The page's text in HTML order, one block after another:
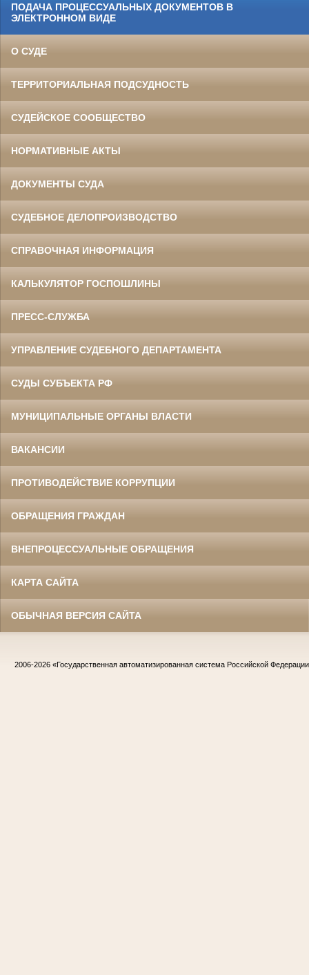
ПОДАЧА ПРОЦЕССУАЛЬНЫХ ДОКУМЕНТОВ В
ЭЛЕКТРОННОМ ВИДЕ
О СУДЕ
ТЕРРИТОРИАЛЬНАЯ ПОДСУДНОСТЬ
СУДЕЙСКОЕ СООБЩЕСТВО
НОРМАТИВНЫЕ АКТЫ
ДОКУМЕНТЫ СУДА
СУДЕБНОЕ ДЕЛОПРОИЗВОДСТВО
СПРАВОЧНАЯ ИНФОРМАЦИЯ
КАЛЬКУЛЯТОР ГОСПОШЛИНЫ
ПРЕСС-СЛУЖБА
УПРАВЛЕНИЕ СУДЕБНОГО ДЕПАРТАМЕНТА
СУДЫ СУБЪЕКТА РФ
МУНИЦИПАЛЬНЫЕ ОРГАНЫ ВЛАСТИ
ВАКАНСИИ
ПРОТИВОДЕЙСТВИЕ КОРРУПЦИИ
ОБРАЩЕНИЯ ГРАЖДАН
ВНЕПРОЦЕССУАЛЬНЫЕ ОБРАЩЕНИЯ
КАРТА САЙТА
ОБЫЧНАЯ ВЕРСИЯ САЙТА
2006-2026 «Государственная автоматизированная система Российской